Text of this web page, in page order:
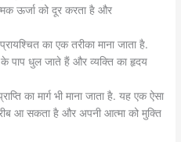
ऊर्जा को दूर करता है और
का एक तरीका माना जाता है.
के पाप धुल जाते हैं और व्यक्ति का हृदय
का मार्ग भी माना जाता है. यह एक ऐसा
आ सकता है और अपनी आत्मा को मुक्ति